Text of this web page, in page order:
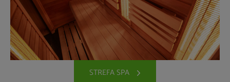
STREFA SPA